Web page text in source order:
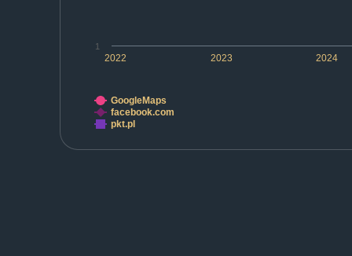
2022 2023 2024
1
GoogleMaps
facebook.com
pkt.pl